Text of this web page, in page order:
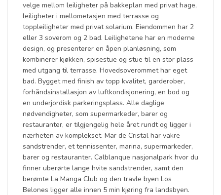
velge mellom leiligheter på bakkeplan med privat hage,
leiligheter i mellometasjen med terrasse og
toppleiligheter med privat solarium. Eiendommen har 2
eller 3 soverom og 2 bad. Leilighetene har en moderne
design, og presenterer en åpen planløsning, som
kombinerer kjøkken, spisestue og stue til en stor plass
med utgang til terrasse. Hovedsoverommet har eget
bad. Bygget med finish av topp kvalitet, garderober,
forhåndsinstallasjon av luftkondisjonering, en bod og
en underjordisk parkeringsplass. Alle daglige
nødvendigheter, som supermarkeder, barer og
restauranter, er tilgjengelig hele året rundt og ligger i
nærheten av komplekset. Mar de Cristal har vakre
sandstrender, et tennissenter, marina, supermarkeder,
barer og restauranter. Calblanque nasjonalpark hvor du
finner uberørte lange hvite sandstrender, samt den
berømte La Manga Club og den travle byen Los
Belones ligger alle innen 5 min kjøring fra landsbyen.